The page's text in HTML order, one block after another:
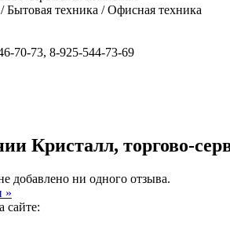
техника / Офисная техника
70-73, 8-925-544-73-69
Кристалл, торгово-
добавлено ни одного отзыва.
»
сайте: